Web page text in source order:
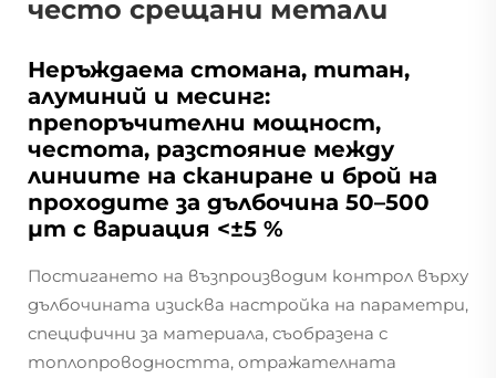
често срещани метали
Неръждаема стомана, титан,
алуминий и месинг:
препоръчителни мощност,
честота, разстояние между
линиите на сканиране и брой на
проходите за дълбочина 50–500
µm с вариация <±5 %
Постигането на възпроизводим контрол върху
дълбочината изисква настройка на параметри,
специфични за материала, съобразена с
топлопроводността, отражателната